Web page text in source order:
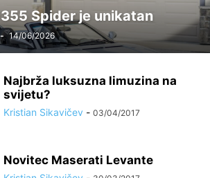
Spider je unikatan
- 14/06/2026
Najbrža luksuzna limuzina na
svijetu?
Kristian Sikavičev - 03/04/2017
Novitec Maserati Levante